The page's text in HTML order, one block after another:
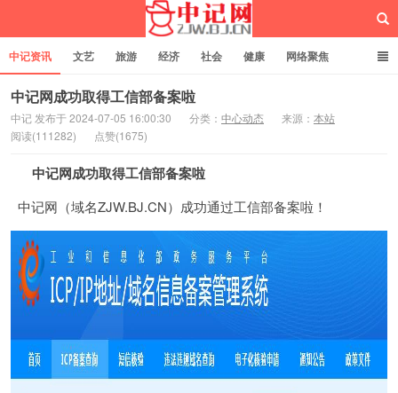
中记资讯 文艺 旅游 经济 社会 健康 网络聚焦
企业管理 网站建设 记者专栏
中记网成功取得工信部备案啦
中记 发布于 2024-07-05 16:00:30 分类： 中心动态 来源： 本站
阅读(111282)
点赞(1675)
中记网成功取得工信部备案啦
中记网（域名ZJW.BJ.CN）成功通过工信部备案啦！